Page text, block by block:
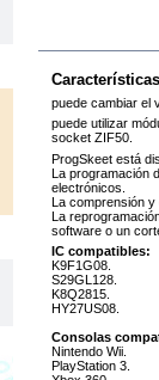
puede cambiar el
puede utilizar
socket ZIF50.
ProgSkeet está
La programación
electrónicos.
La comprensión y
La
software o un
IC compatibles:
K9F1G08.
S29GL128.
K8Q2815.
HY27US08.
Consolas
Nintendo Wii.
PlayStation 3.